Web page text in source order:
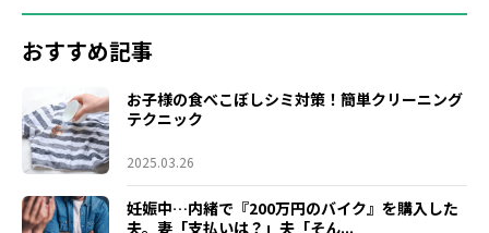
おすすめ記事
お子様の食べこぼしシミ対策！簡単クリーニング
テクニック
2025.03.26
妊娠中…内緒で『200万円のバイク』を購入した
夫。妻「支払いは？」夫「そん...